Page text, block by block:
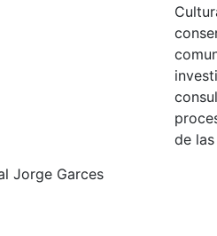
Jorge Garces
de